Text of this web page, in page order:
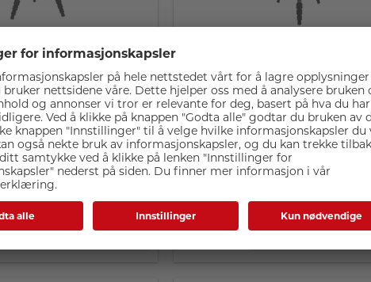
Stativ
- tilbudet gjelder kun så
rekker!
Ordinær pris 2 962,-
Laveste pris 2 962,-
Nå 2 369,60